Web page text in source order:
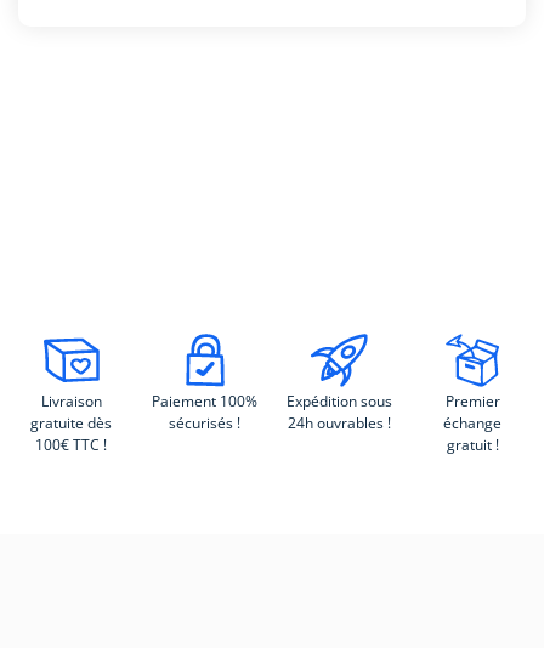
Livraison
gratuite dès
100€ TTC !
Paiement 100%
sécurisés !
Expédition sous
24h ouvrables !
Premier
échange
gratuit !